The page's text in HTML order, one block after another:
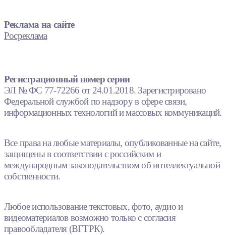
Реклама на сайте
Росреклама
Регистрационный номер серии
ЭЛ № ФС 77-72266 от 24.01.2018. Зарегистрировано
Федеральной службой по надзору в сфере связи,
информационных технологий и массовых коммуникаций.
Все права на любые материалы, опубликованные на сайте,
защищены в соответствии с российским и
международным законодательством об интеллектуальной
собственности.
Любое использование текстовых, фото, аудио и
видеоматериалов возможно только с согласия
правообладателя (ВГТРК).